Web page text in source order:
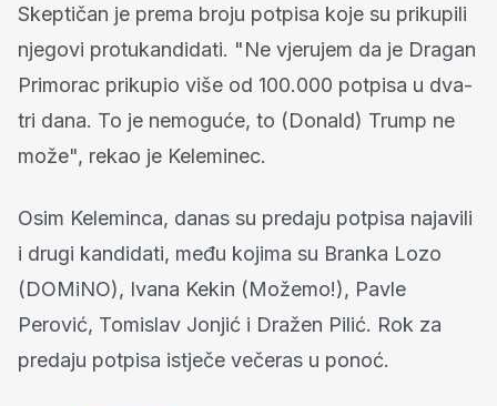
Skeptičan je prema broju potpisa koje su prikupili
njegovi protukandidati. "Ne vjerujem da je Dragan
Primorac prikupio više od 100.000 potpisa u dva-
tri dana. To je nemoguće, to (Donald) Trump ne
može", rekao je Keleminec.
Osim Keleminca, danas su predaju potpisa najavili
i drugi kandidati, među kojima su Branka Lozo
(DOMiNO), Ivana Kekin (Možemo!), Pavle
Perović, Tomislav Jonjić i Dražen Pilić. Rok za
predaju potpisa istječe večeras u ponoć.